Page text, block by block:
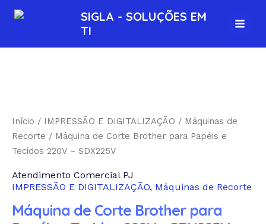
para
conteúdo
SIGLA - SOLUÇÕES EM
TI
Início / IMPRESSÃO E DIGITALIZAÇÃO / Máquinas de
Recorte / Máquina de Corte Brother para Papéis e
Tecidos 220V – SDX225V
Atendimento Comercial PJ
IMPRESSÃO E DIGITALIZAÇÃO, Máquinas de Recorte
Máquina de Corte Brother para